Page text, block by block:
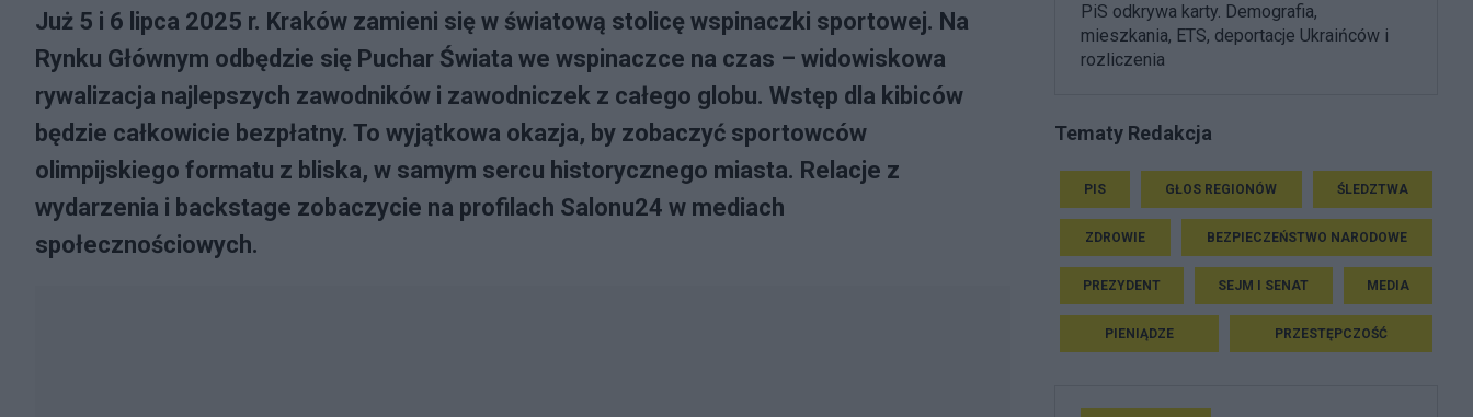
Już 5 i 6 lipca 2025 r. Kraków zamieni się w światową stolicę wspinaczki sportowej. Na
Rynku Głównym odbędzie się Puchar Świata we wspinaczce na czas – widowiskowa
rywalizacja najlepszych zawodników i zawodniczek z całego globu. Wstęp dla kibiców
będzie całkowicie bezpłatny. To wyjątkowa okazja, by zobaczyć sportowców
olimpijskiego formatu z bliska, w samym sercu historycznego miasta. Relacje z
wydarzenia i backstage zobaczycie na profilach Salonu24 w mediach
społecznościowych.
PiS odkrywa karty. Demografia,
mieszkania, ETS, deportacje Ukraińców i
rozliczenia
Tematy Redakcja
PIS GŁOS REGIONÓW ŚLEDZTWA
ZDROWIE BEZPIECZEŃSTWO NARODOWE
PREZYDENT SEJM I SENAT MEDIA
PIENIĄDZE PRZESTĘPCZOŚĆ